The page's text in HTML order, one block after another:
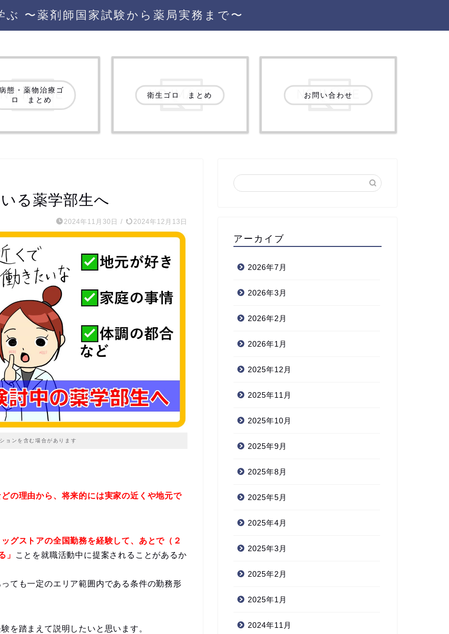
ぶ 〜薬剤師国家試験から薬局実務まで〜
態・薬物治療ゴ
ロ まとめ
衛生ゴロ まとめ お問い合わせ
る薬学部生へ
2024年11月30日 / 2024年12月13日
ョンを含む場合があります
の理由から、将来的には実家の近くや地元で
グストアの全国勤務を経験して、あとで（２
」
ことを就職活動中に提案されることがあるか
ても一定のエリア範囲内である条件の勤務形
を踏まえて説明したいと思います。
アーカイブ
2026年7月
2026年3月
2026年2月
2026年1月
2025年12月
2025年11月
2025年10月
2025年9月
2025年8月
2025年5月
2025年4月
2025年3月
2025年2月
2025年1月
2024年11月